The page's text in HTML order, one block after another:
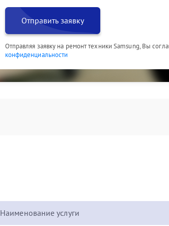
Отправить заявку
Отправляя заявку на ремонт техники Samsung, Вы
конфиденциальности
Наименование услуги